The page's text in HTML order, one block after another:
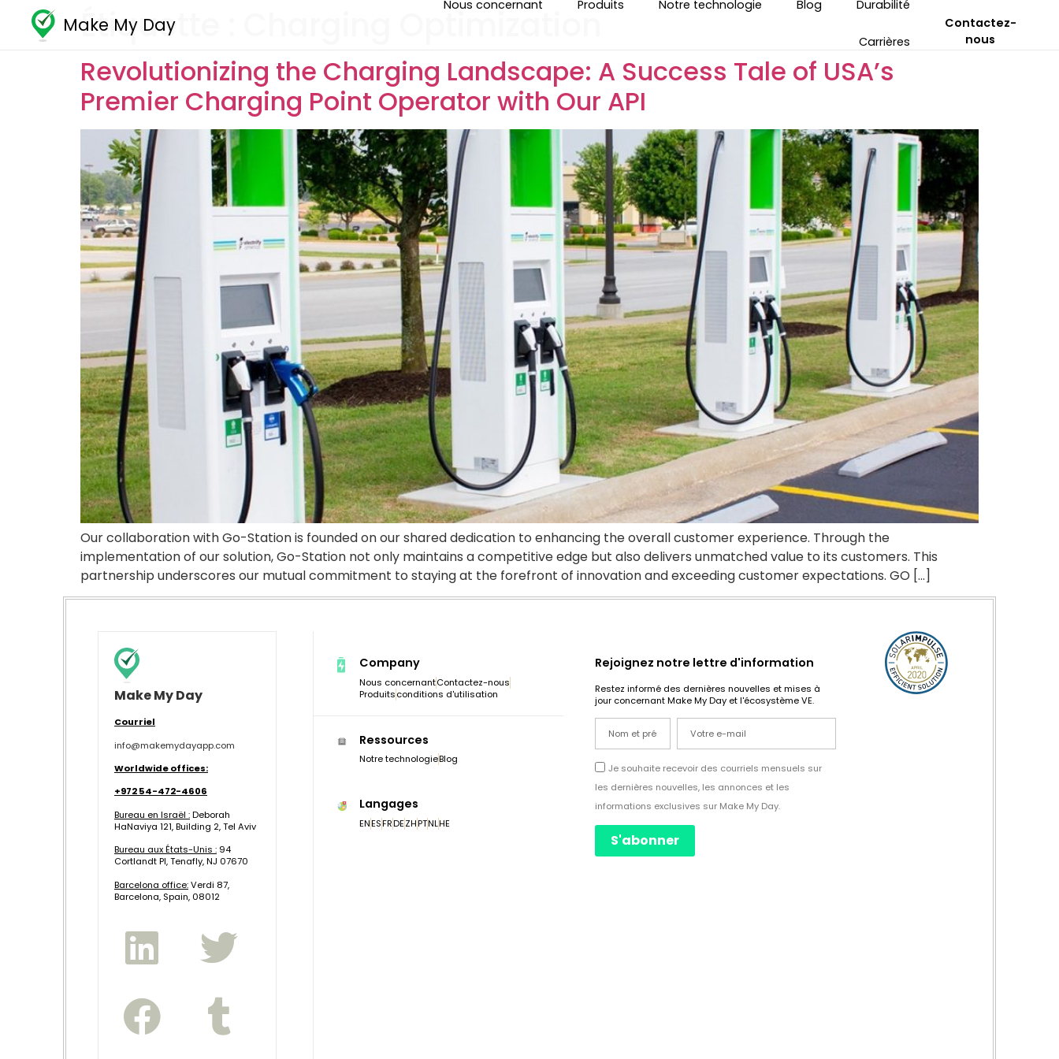
Make My Day
Nous concernant Produits Notre technologie Blog Durabilité
Carrières
Contactez-
nous
Étiquette :
Revolutionizing the Charging Landscape: A Success Tale of USA’s
Premier Charging Point Operator with Our API
Our collaboration with Go-Station is founded on our shared dedication to enhancing the overall customer experience. Through the
implementation of our solution, Go-Station not only maintains a competitive edge but also delivers unmatched value to its customers. This
partnership underscores our mutual commitment to staying at the forefront of innovation and exceeding customer expectations. GO […]
Make My Day
Courriel
info@makemydayapp.com
Worldwide offices:
+972 54-472-4606
Bureau en Israël :Deborah
HaNaviya 121, Building 2, Tel Aviv
Bureau aux États-Unis : 94
Cortlandt Pl, Tenafly, NJ 07670
Barcelona office:Verdi 87,
Barcelona, Spain, 08012
Company
Nous concernantContactez-nous
Produitsconditions d'utilisation
Ressources
Notre technologieBlog
Langages
ENESFRDEZHPTNLHE
Rejoignez notre lettre d'information
Restez informé des dernières nouvelles et mises à
jour concernant Make My Day et l'écosystème VE.
Je souhaite recevoir des courriels mensuels sur
les dernières nouvelles, les annonces et les
informations exclusives sur Make My Day.
S'abonner